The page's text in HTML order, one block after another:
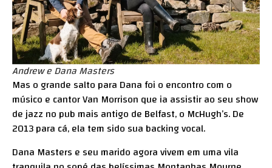
Andrew e Dana Masters
Mas o grande salto para Dana foi o encontro com o
músico e cantor Van Morrison que ia assistir ao seu show
de jazz no pub mais antigo de Belfast, o McHugh’s. De
2013 para cá, ela tem sido sua backing vocal.
Dana Masters e seu marido agora vivem em uma vila